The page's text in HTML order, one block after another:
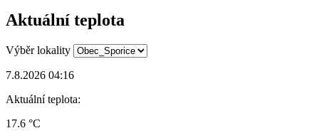
Aktuální teplota
Výběr lokality
7.8.2026 04:16
Aktuální teplota:
17.6 °C